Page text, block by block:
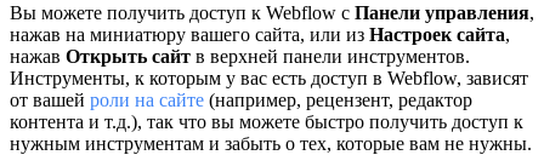
Вы можете получить доступ к Webflow с Панели управления,
нажав на миниатюру вашего сайта, или из Настроек сайта,
нажав Открыть сайт в верхней панели инструментов.
Инструменты, к которым у вас есть доступ в Webflow, зависят
от вашей роли на сайте (например, рецензент, редактор
контента и т.д.), так что вы можете быстро получить доступ к
нужным инструментам и забыть о тех, которые вам не нужны.